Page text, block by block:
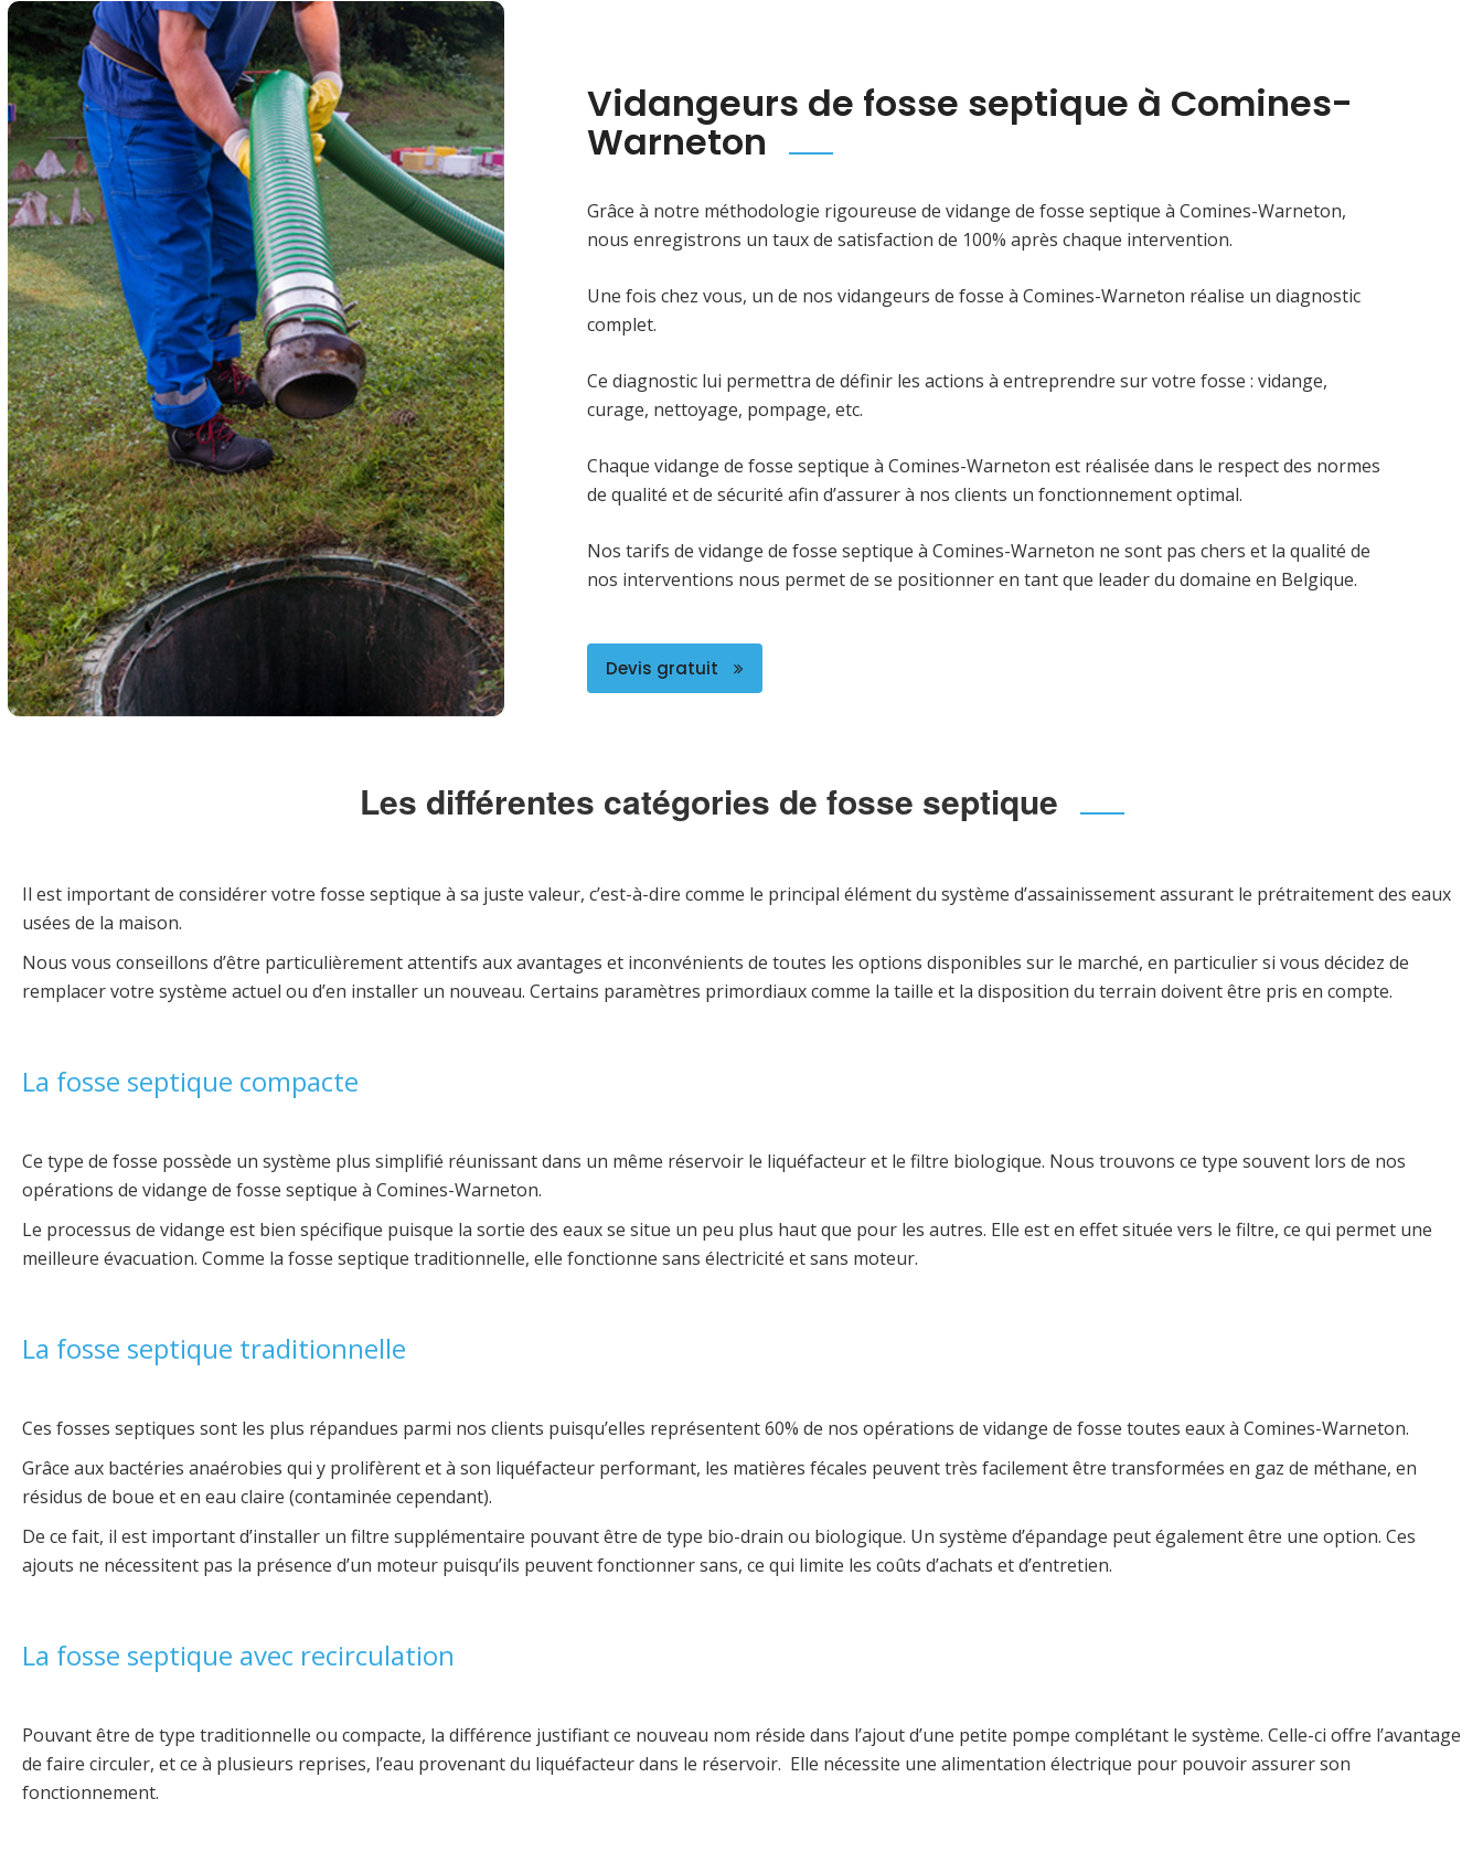
Vidangeurs de fosse septique à Comines-
Warneton
Grâce à notre méthodologie rigoureuse de vidange de fosse septique à Comines-Warneton,
nous enregistrons un taux de satisfaction de 100% après chaque intervention.
Une fois chez vous, un de nos vidangeurs de fosse à Comines-Warneton réalise un diagnostic
complet.
Ce diagnostic lui permettra de définir les actions à entreprendre sur votre fosse : vidange,
curage, nettoyage, pompage, etc.
Chaque vidange de fosse septique à Comines-Warneton est réalisée dans le respect des normes
de qualité et de sécurité afin d’assurer à nos clients un fonctionnement optimal.
Nos tarifs de vidange de fosse septique à Comines-Warneton ne sont pas chers et la qualité de
nos interventions nous permet de se positionner en tant que leader du domaine en Belgique.
Devis gratuit
Les différentes catégories de fosse septique
Il est important de considérer votre fosse septique à sa juste valeur, c’est-à-dire comme le principal élément du système d’assainissement assurant le prétraitement des eaux
usées de la maison.
Nous vous conseillons d’être particulièrement attentifs aux avantages et inconvénients de toutes les options disponibles sur le marché, en particulier si vous décidez de
remplacer votre système actuel ou d’en installer un nouveau. Certains paramètres primordiaux comme la taille et la disposition du terrain doivent être pris en compte.
La fosse septique compacte
Ce type de fosse possède un système plus simplifié réunissant dans un même réservoir le liquéfacteur et le filtre biologique. Nous trouvons ce type souvent lors de nos
opérations de vidange de fosse septique à Comines-Warneton.
Le processus de vidange est bien spécifique puisque la sortie des eaux se situe un peu plus haut que pour les autres. Elle est en effet située vers le filtre, ce qui permet une
meilleure évacuation. Comme la fosse septique traditionnelle, elle fonctionne sans électricité et sans moteur.
La fosse septique traditionnelle
Ces fosses septiques sont les plus répandues parmi nos clients puisqu’elles représentent 60% de nos opérations de vidange de fosse toutes eaux à Comines-Warneton.
Grâce aux bactéries anaérobies qui y prolifèrent et à son liquéfacteur performant, les matières fécales peuvent très facilement être transformées en gaz de méthane, en
résidus de boue et en eau claire (contaminée cependant).
De ce fait, il est important d’installer un filtre supplémentaire pouvant être de type bio-drain ou biologique. Un système d’épandage peut également être une option. Ces
ajouts ne nécessitent pas la présence d’un moteur puisqu’ils peuvent fonctionner sans, ce qui limite les coûts d’achats et d’entretien.
La fosse septique avec recirculation
Pouvant être de type traditionnelle ou compacte, la différence justifiant ce nouveau nom réside dans l’ajout d’une petite pompe complétant le système. Celle-ci offre l’avantage
de faire circuler, et ce à plusieurs reprises, l’eau provenant du liquéfacteur dans le réservoir. Elle nécessite une alimentation électrique pour pouvoir assurer son
fonctionnement.